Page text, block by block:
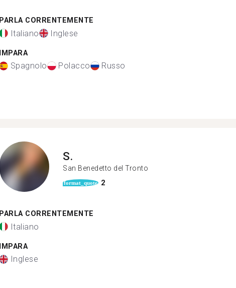
PARLA CORRENTEMENTE
Italiano Inglese
IMPARA
Spagnolo Polacco Russo
S.
San Benedetto del Tronto
format_quote 2
PARLA CORRENTEMENTE
Italiano
IMPARA
Inglese